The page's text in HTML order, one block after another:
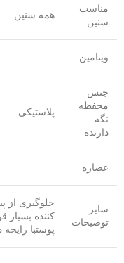
مناسب
سنین
همه سنین
ویتامین
جنس
محفظه
نگه
دارنده
پلاستیکی
عصاره
سایر
توضیحات
جلوگیری
کننده
پوستبا